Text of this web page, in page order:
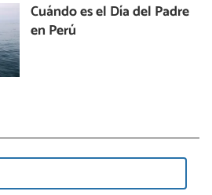
Cuándo es el Día del Padre
en Perú